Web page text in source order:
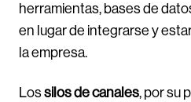
herramientas, bases de
en lugar de integrarse y
la empresa.
Lossilos de canales, por su